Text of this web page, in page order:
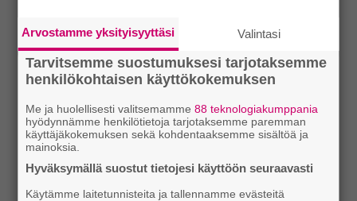
Arvostamme yksityisyyttäsi Valintasi
Tarvitsemme suostumuksesi tarjotaksemme
henkilökohtaisen käyttökokemuksen
Me ja huolellisesti valitsemamme88 teknologiakumppania
hyödynnämme henkilötietoja tarjotaksemme paremman
käyttäjäkokemuksen sekä kohdentaaksemme sisältöä ja
mainoksia.
Hyväksymällä suostut tietojesi käyttöön seuraavasti
Käytämme laitetunnisteita ja tallennamme evästeitä